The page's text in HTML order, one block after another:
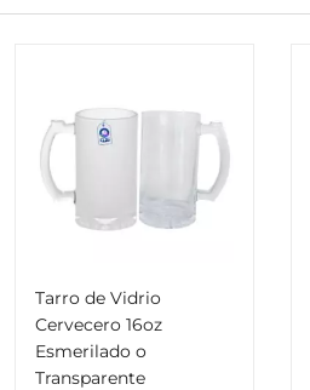
Tarro de Vidrio
Cervecero 16oz
Esmerilado o
Transparente